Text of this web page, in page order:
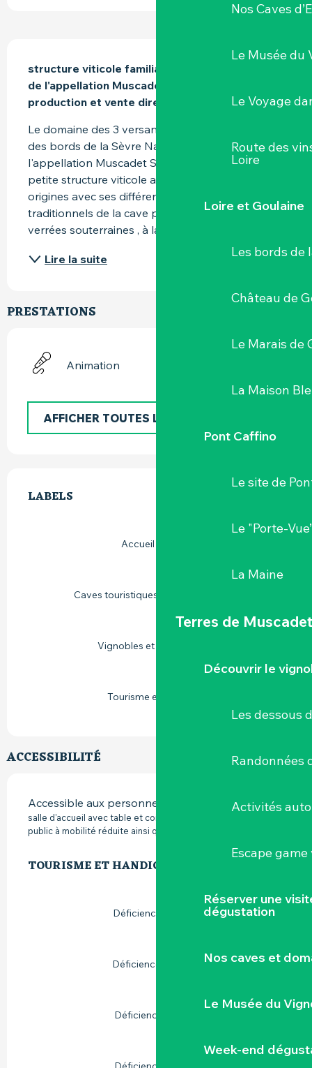
Nos Caves
Le Musée du
Le Voyage
Route des
Loire
Loire et Goulaine
Les bords de
Château de
Le Marais de
La Maison
Pont Caffino
Le site de
Le "Porte-
La Maine
Terres de Muscadet
Découvrir le
Les dessous
Randonnées
Activités
Escape
Réserver une
dégustation
Nos caves et
Le Musée du
Week-end
structure viticole familiale de 3ha30  au coeur
de l'appellation Muscadet Sèvre et Maine -
production et vente directe au domaine
Le domaine des 3 versants est situé sur la route
des bords de la Sèvre Nantaise , berceau de
l'appellation Muscadet Sèvre et Maine. Notre
petite structure viticole a gardé l'âme de ses
origines avec ses différents bâtiments
traditionnels de la cave pressoir et ses cuves
verrées souterraines , à la...
Lire la suite
PRESTATIONS
Animation
AFFICHER TOUTES LES PRESTATIONS
LABELS
LABELS
Accueil Paysan
Caves touristiques vignoble de Loire
Vignobles et découvertes
Tourisme et handicap
ACCESSIBILITÉ
Accessible aux personnes à mobilité réduite
salle d'accueil avec table et coin bar équipé pour l'accueil du
public à mobilité réduite ainsi que sanitaire adapté
TOURISME ET HANDICAP
TOURISME ET HANDICAP
Déficience auditive
Déficience mentale
Déficience moteur